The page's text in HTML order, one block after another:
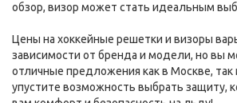
обзор, визор может стать идеальным
Цены на хоккейные решетки и визоры
зависимости от бренда и модели, но вы
отличные предложения как в Москве, так
упустите возможность выбрать защиту,